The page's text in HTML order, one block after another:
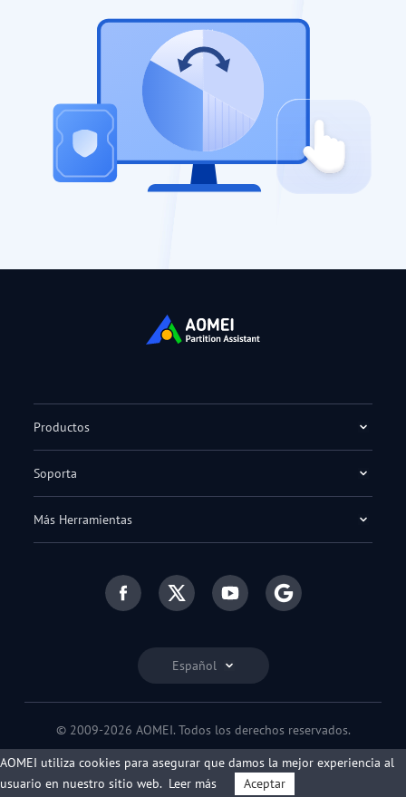
Español
Productos
Soporta
Más Herramientas
© 2009-2026 AOMEI. Todos los derechos reservados.
Política de privacidad|Condiciones de uso
AOMEI utiliza cookies para asegurar que damos la mejor experiencia al
usuario en nuestro sitio web. Leer más Aceptar